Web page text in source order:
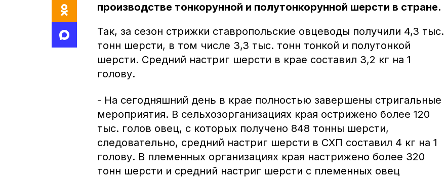
производстве тонкорунной и полутонкорунной шерсти в стране.
Так, за сезон стрижки ставропольские овцеводы получили 4,3 тыс.
тонн шерсти, в том числе 3,3 тыс. тонн тонкой и полутонкой
шерсти. Средний настриг шерсти в крае составил 3,2 кг на 1
голову.
- На сегодняшний день в крае полностью завершены стригальные
мероприятия. В сельхозорганизациях края острижено более 120
тыс. голов овец, с которых получено 848 тонны шерсти,
следовательно, средний настриг шерсти в СХП составил 4 кг на 1
голову. В племенных организациях края настрижено более 320
тонн шерсти и средний настриг шерсти с племенных овец